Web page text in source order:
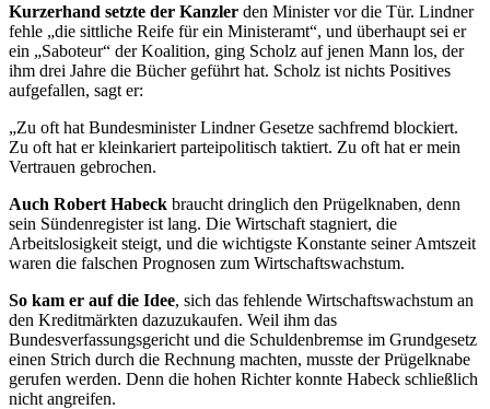
Kurzerhand setzte der Kanzler den Minister vor die Tür. Lindner
fehle „die sittliche Reife für ein Ministeramt“, und überhaupt sei er
ein „Saboteur“ der Koalition, ging Scholz auf jenen Mann los, der
ihm drei Jahre die Bücher geführt hat. Scholz ist nichts Positives
aufgefallen, sagt er:
„Zu oft hat Bundesminister Lindner Gesetze sachfremd blockiert.
Zu oft hat er kleinkariert parteipolitisch taktiert. Zu oft hat er mein
Vertrauen gebrochen.
Auch Robert Habeck braucht dringlich den Prügelknaben, denn
sein Sündenregister ist lang. Die Wirtschaft stagniert, die
Arbeitslosigkeit steigt, und die wichtigste Konstante seiner Amtszeit
waren die falschen Prognosen zum Wirtschaftswachstum.
So kam er auf die Idee, sich das fehlende Wirtschaftswachstum an
den Kreditmärkten dazuzukaufen. Weil ihm das
Bundesverfassungsgericht und die Schuldenbremse im Grundgesetz
einen Strich durch die Rechnung machten, musste der Prügelknabe
gerufen werden. Denn die hohen Richter konnte Habeck schließlich
nicht angreifen.